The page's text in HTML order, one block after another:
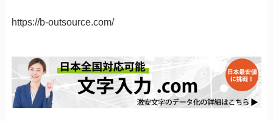
https://b-outsource.com/